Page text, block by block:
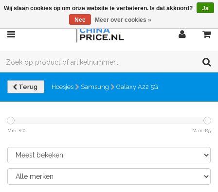
Terug Hoesjes Samsung Galaxy A22 5G
Min: €0 Max: €5
Wij slaan cookies op om onze website te verbeteren. Is dat akkoord?
Ja
Nee
Meer over cookies »